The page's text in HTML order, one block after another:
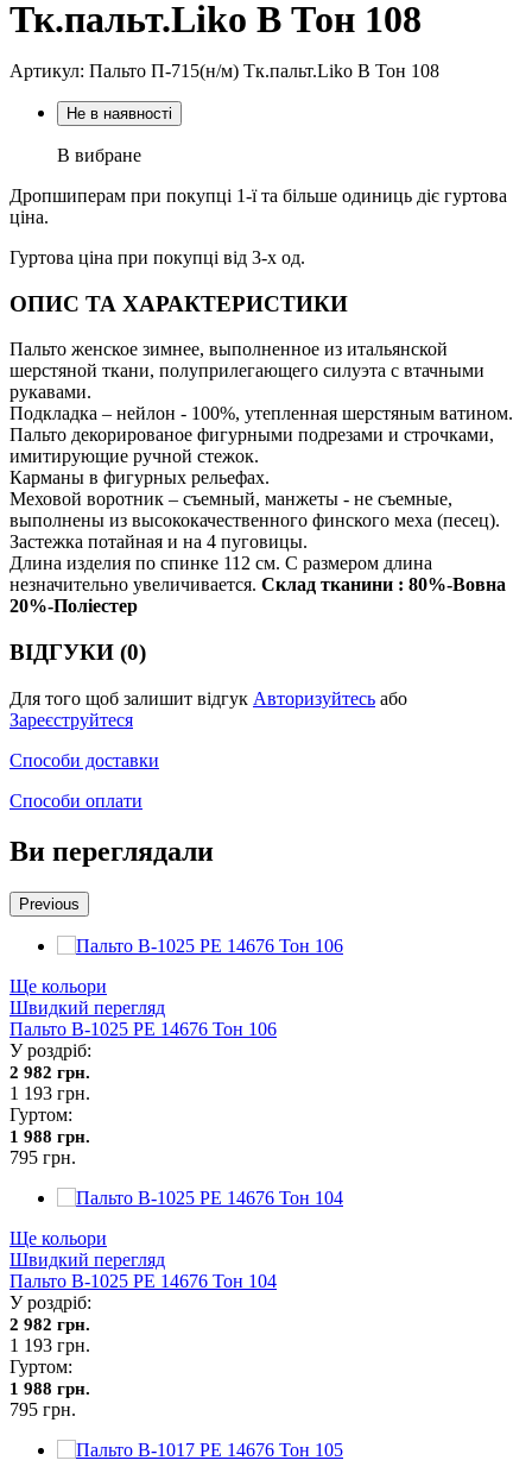
Тк.пальт.Liko В Тон 108
Артикул: Пальто П-715(н/м) Тк.пальт.Liko В Тон 108
Не в наявності
В вибране
Дропшиперам при покупці 1-ї та більше одиниць діє гуртова
ціна.
Гуртова ціна при покупці від 3-х од.
ОПИС ТА ХАРАКТЕРИСТИКИ
Пальто женское зимнее, выполненное из итальянской
шерстяной ткани, полуприлегающего силуэта с втачными
рукавами.
Подкладка – нейлон - 100%, утепленная шерстяным ватином.
Пальто декорированое фигурными подрезами и строчками,
имитирующие ручной стежок.
Карманы в фигурных рельефах.
Меховой воротник – съемный, манжеты - не съемные,
выполнены из высококачественного финского меха (песец).
Застежка потайная и на 4 пуговицы.
Длина изделия по спинке 112 см. С размером длина
незначительно увеличивается. Склад тканини : 80%-Вовна
20%-Поліестер
ВІДГУКИ (0)
Для того щоб залишит відгук Авторизуйтесь або
Зареєструйтеся
Способи доставки
Способи оплати
Ви переглядали
Previous
Ще кольори
Швидкий перегляд
Пальто В-1025 PE 14676 Тон 106
У роздріб:
2 982 грн.
1 193 грн.
Гуртом:
1 988 грн.
795 грн.
Ще кольори
Швидкий перегляд
Пальто В-1025 PE 14676 Тон 104
У роздріб:
2 982 грн.
1 193 грн.
Гуртом:
1 988 грн.
795 грн.